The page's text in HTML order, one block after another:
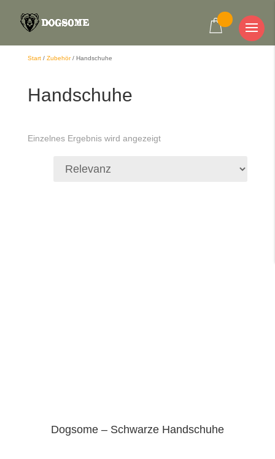
Start/ Zubehör/ Handschuhe
Handschuhe
Einzelnes Ergebnis wird angezeigt
Dogsome – Schwarze Handschuhe